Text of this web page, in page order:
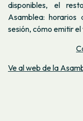
disponibles, el
Asamblea:
sesión, cómo emitir
Ve al web de la